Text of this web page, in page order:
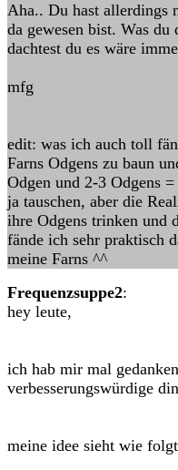
Aha.. Du hast allerdings
da gewesen bist. Was
dachtest du es wäre
mfg
edit: was ich auch toll
Farns Odgens zu baun
Odgen und 2-3 Odgens
ja tauschen, aber die
ihre Odgens trinken und
fände ich sehr praktisch
meine Farns ^^
Frequenzsuppe2:
hey leute,
ich hab mir mal
verbesserungswürdige
meine idee sieht wie